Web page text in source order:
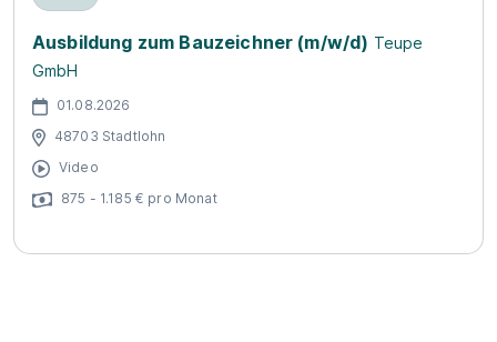
Ausbildung zum Bauzeichner (m/w/d) Teupe
GmbH
01.08.2026
48703 Stadtlohn
Video
875 - 1.185 € pro Monat